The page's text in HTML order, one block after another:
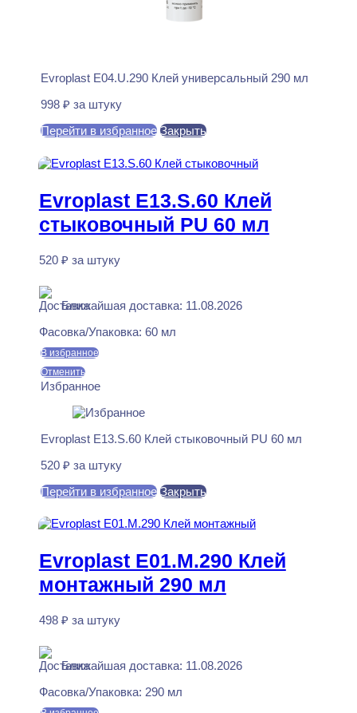
Evroplast E04.U.290 Клей универсальный 290 мл
998 ₽ за штуку
Перейти в избранное Закрыть
Evroplast E13.S.60 Клей
стыковочный PU 60 мл
520 ₽ за штуку
Ближайшая доставка: 11.08.2026
Фасовка/Упаковка: 60 мл
В избранное
Отменить
Избранное
Evroplast E13.S.60 Клей стыковочный PU 60 мл
520 ₽ за штуку
Перейти в избранное Закрыть
Evroplast E01.M.290 Клей
монтажный 290 мл
498 ₽ за штуку
Ближайшая доставка: 11.08.2026
Фасовка/Упаковка: 290 мл